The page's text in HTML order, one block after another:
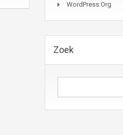
WordPress.org
Zoek